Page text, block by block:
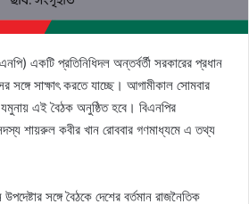
একটি প্রতিনিধিদল অন্তর্বর্তী সরকারের প্রধান
সঙ্গে সাক্ষাৎ করতে যাচ্ছে। আগামীকাল সোমবার
যমুনায় এই বৈঠক অনুষ্ঠিত হবে। বিএনপির
শায়রুল কবীর খান রোববার গণমাধ্যমে এ তথ্য
সঙ্গে বৈঠকে দেশের বর্তমান রাজনৈতিক